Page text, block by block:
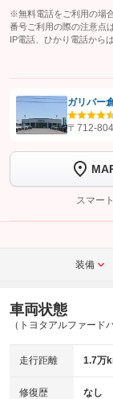
※無料電話をご利用の場
番号ご利用の際の注意点
IP電話、ひかり電話から
【STEP1】認証画面で
トーク画面
完了してく
ガリバー
〒712-
スマー
装備
車両状態
（トヨタアルファー
走行距離 1.7万
修復歴 なし